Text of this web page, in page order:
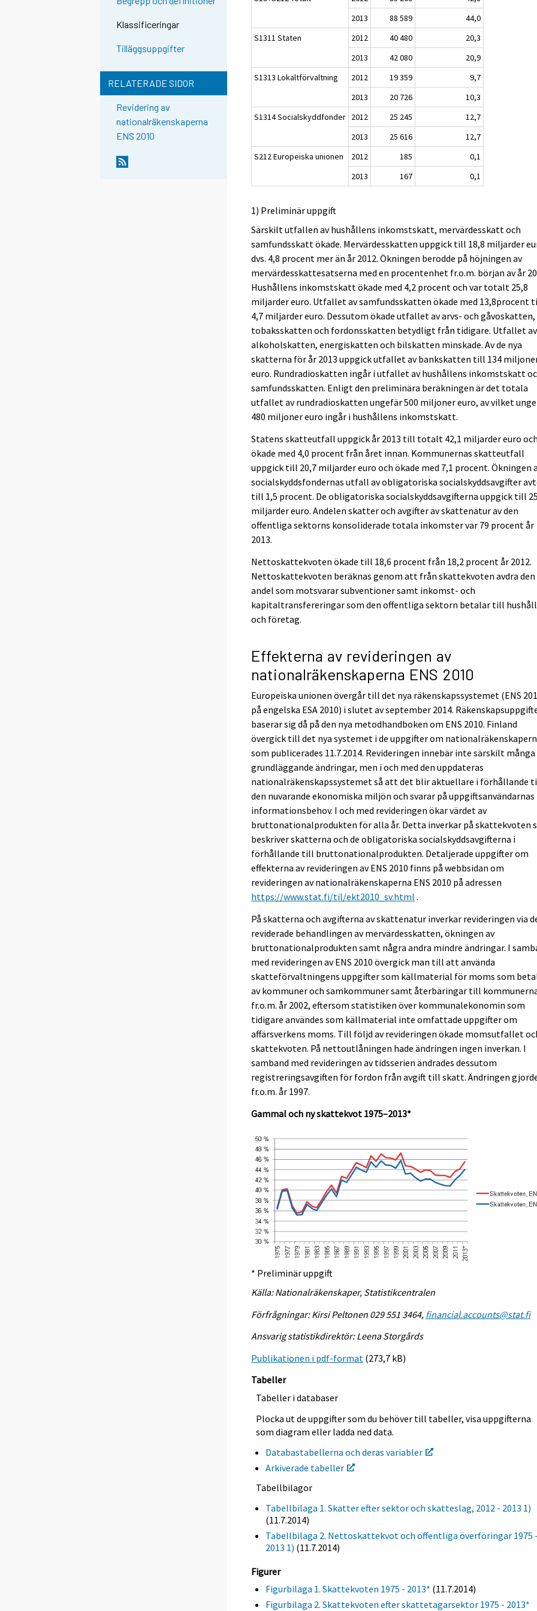
Klassificeringar
Tilläggsuppgifter
RELATERADE SIDOR
Revidering av
nationalräkenskaperna
ENS 2010
2013
88 589
44,0
S1311 Staten
2012 40 480
20,3
2013
42 080
20,9
S1313 Lokaltförvaltning
2012 19 359
9,7
2013
20 726
10,3
S1314 Socialskyddfonder 2012 25 245
12,7
2013
25 616
12,7
S212 Europeiska unionen
2012 185
0,1
2013
167 0,1
1) Preliminär uppgift
Särskilt utfallen av hushållens inkomstskatt, mervärdesskatt och
samfundsskatt ökade. Mervärdesskatten uppgick till 18,8 miljarder
dvs. 4,8 procent mer än år 2012. Ökningen berodde på höjningen av
mervärdesskattesatserna med en procentenhet fr.o.m. början av år
Hushållens inkomstskatt ökade med 4,2 procent och var totalt 25,8
miljarder euro. Utfallet av samfundsskatten ökade med 13,8procent
4,7 miljarder euro. Dessutom ökade utfallet av arvs- och gåvoskatten,
tobaksskatten och fordonsskatten betydligt från tidigare. Utfallet av
alkoholskatten, energiskatten och bilskatten minskade. Av de nya
skatterna för år 2013 uppgick utfallet av bankskatten till 134
euro. Rundradioskatten ingår i utfallet av hushållens inkomstskatt
samfundsskatten. Enligt den preliminära beräkningen är det totala
utfallet av rundradioskatten ungefär 500 miljoner euro, av vilket
480 miljoner euro ingår i hushållens inkomstskatt.
Statens skatteutfall uppgick år 2013 till totalt 42,1 miljarder euro
ökade med 4,0 procent från året innan. Kommunernas skatteutfall
uppgick till 20,7 miljarder euro och ökade med 7,1 procent. Ökningen
socialskyddsfondernas utfall av obligatoriska socialskyddsavgifter
till 1,5 procent. De obligatoriska socialskyddsavgifterna uppgick till
miljarder euro. Andelen skatter och avgifter av skattenatur av den
offentliga sektorns konsoliderade totala inkomster var 79 procent år
2013.
Nettoskattekvoten ökade till 18,6 procent från 18,2 procent år 2012.
Nettoskattekvoten beräknas genom att från skattekvoten avdra den
andel som motsvarar subventioner samt inkomst- och
kapitaltransfereringar som den offentliga sektorn betalar till hushåll
och företag.
Effekterna av revideringen av
nationalräkenskaperna ENS 2010
Europeiska unionen övergår till det nya räkenskapssystemet (ENS
på engelska ESA 2010) i slutet av september 2014.
baserar sig då på den nya metodhandboken om ENS 2010. Finland
övergick till det nya systemet i de uppgifter om
som publicerades 11.7.2014. Revideringen innebär inte särskilt många
grundläggande ändringar, men i och med den uppdateras
nationalräkenskapssystemet så att det blir aktuellare i förhållande
den nuvarande ekonomiska miljön och svarar på uppgiftsanvändarnas
informationsbehov. I och med revideringen ökar värdet av
bruttonationalprodukten för alla år. Detta inverkar på skattekvoten
beskriver skatterna och de obligatoriska socialskyddsavgifterna i
förhållande till bruttonationalprodukten. Detaljerade uppgifter om
effekterna av revideringen av ENS 2010 finns på webbsidan om
revideringen av nationalräkenskaperna ENS 2010 på adressen
https://www.stat.fi/til/ekt2010_sv.html .
På skatterna och avgifterna av skattenatur inverkar revideringen via
reviderade behandlingen av mervärdesskatten, ökningen av
bruttonationalprodukten samt några andra mindre ändringar. I
med revideringen av ENS 2010 övergick man till att använda
skatteförvaltningens uppgifter som källmaterial för moms som
av kommuner och samkommuner samt återbäringar till
fr.o.m. år 2002, eftersom statistiken över kommunalekonomin som
tidigare användes som källmaterial inte omfattade uppgifter om
affärsverkens moms. Till följd av revideringen ökade momsutfallet
skattekvoten. På nettoutlåningen hade ändringen ingen inverkan. I
samband med revideringen av tidsserien ändrades dessutom
registreringsavgiften för fordon från avgift till skatt. Ändringen
fr.o.m. år 1997.
Gammal och ny skattekvot 1975–2013*
* Preliminär uppgift
Källa: Nationalräkenskaper, Statistikcentralen
Förfrågningar: Kirsi Peltonen 029 551 3464, financial.accounts@stat.fi
Ansvarig statistikdirektör: Leena Storgårds
Publikationen i pdf-format (273,7 kB)
Tabeller
Tabeller i databaser
Plocka ut de uppgifter som du behöver till tabeller, visa uppgifterna
som diagram eller ladda ned data.
Databastabellerna och deras variabler
Arkiverade tabeller
Tabellbilagor
Tabellbilaga 1. Skatter efter sektor och skatteslag, 2012 - 2013 1)
(11.7.2014)
Tabellbilaga 2. Nettoskattekvot och offentliga överföringar 1975
2013 1) (11.7.2014)
Figurer
Figurbilaga 1. Skattekvoten 1975 - 2013* (11.7.2014)
Figurbilaga 2. Skattekvoten efter skattetagarsektor 1975 - 2013*